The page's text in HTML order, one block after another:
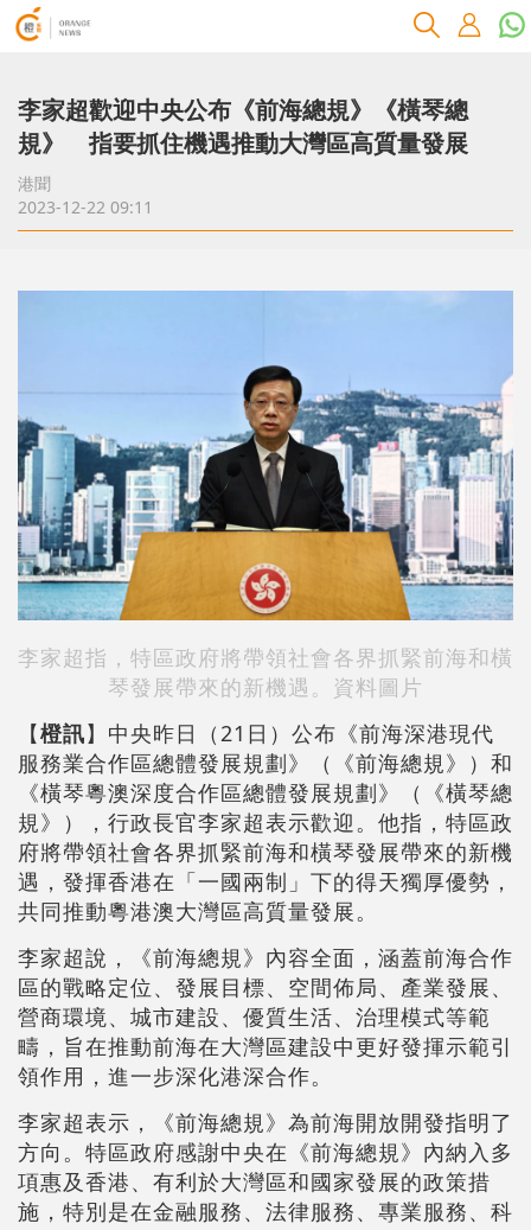
李家超歡迎中央公布《前海總規》《橫琴總
規》 指要抓住機遇推動大灣區高質量發展
港聞
2023-12-22 09:11
李家超指，特區政府將帶領社會各界抓緊前海和橫
琴發展帶來的新機遇。資料圖片
【橙訊】中央昨日（21日）公布《前海深港現代
服務業合作區總體發展規劃》（《前海總規》）和
《橫琴粵澳深度合作區總體發展規劃》（《橫琴總
規》），行政長官李家超表示歡迎。他指，特區政
府將帶領社會各界抓緊前海和橫琴發展帶來的新機
遇，發揮香港在「一國兩制」下的得天獨厚優勢，
共同推動粵港澳大灣區高質量發展。
李家超說，《前海總規》內容全面，涵蓋前海合作
區的戰略定位、發展目標、空間佈局、產業發展、
營商環境、城市建設、優質生活、治理模式等範
疇，旨在推動前海在大灣區建設中更好發揮示範引
領作用，進一步深化港深合作。
李家超表示，《前海總規》為前海開放開發指明了
方向。特區政府感謝中央在《前海總規》內納入多
項惠及香港、有利於大灣區和國家發展的政策措
施，特別是在金融服務、法律服務、專業服務、科